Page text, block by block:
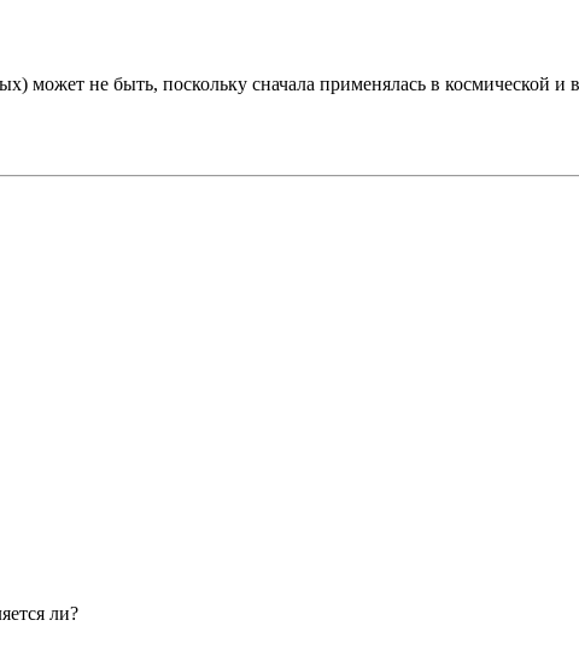
не быть, поскольку сначала применялась в космической и
ли?